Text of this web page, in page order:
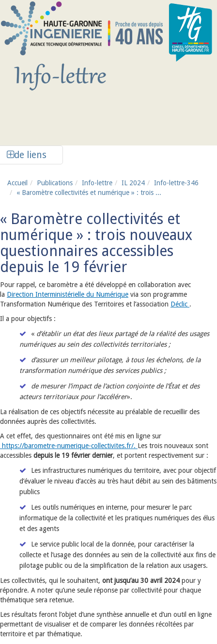
Aller au contenu principal
de liens
Accueil Publications Info-lettre IL 2024
Info-lettre-346
« Baromètre collectivités et numérique » : trois ...
« Baromètre collectivités et
numérique » : trois nouveaux
questionnaires accessibles
depuis le 19 février
Pour rappel, ce baromètre a été développé en collaboration avec
la Direction Interministérielle du Numérique via son programme
Transformation Numérique des Territoires et l’association Déclic .
Il a pour objectifs :
« d’établir un état des lieux partagé de la réalité des usages
numériques au sein des collectivités territoriales ;
d’assurer un meilleur pilotage, à tous les échelons, de la
transformation numérique des services publics ;
de mesurer l’impact de l’action conjointe de l’État et des
acteurs territoriaux pour l’accélérer».
La réalisation de ces objectifs nécessite au préalable de recueillir des
données auprès des collectivités.
A cet effet, des questionnaires ont été mis en ligne sur
https://barometre-numerique-collectivites.fr/. Les trois nouveaux sont
accessibles depuis le 19 février dernier, et portent respectivement sur :
Les infrastructures numériques du territoire, avec pour objectif
d’évaluer le niveau d’accès au très haut débit au sein des bâtiments
publics
Les outils numériques en interne, pour mesurer le parc
informatique de la collectivité et les pratiques numériques des élus
et des agents
Le service public local de la donnée, pour caractériser la
collecte et l’usage des données au sein de la collectivité aux fins de
pilotage public ou de la simplification de la relation aux usagers.
Les collectivités, qui le souhaitent, ont jusqu’au 30 avril 2024pour y
répondre. A noter qu’une seule réponse par collectivité pour chaque
thématique sera retenue.
Les résultats feront l’objet d’une synthèse annuelle et d’un outil en ligne
permettant de visualiser et de comparer les données récoltées par
territoire et par thématique.